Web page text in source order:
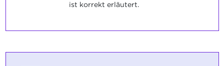
ist korrekt erläutert.